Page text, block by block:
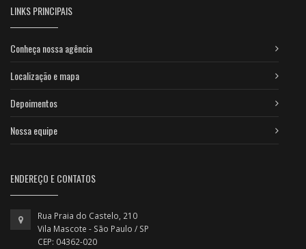
LINKS PRINCIPAIS
Conheça nossa agência
Localização e mapa
Depoimentos
Nossa equipe
ENDEREÇO E CONTATOS
Rua Praia do Castelo, 210
Vila Mascote - São Paulo / SP
CEP: 04362-020